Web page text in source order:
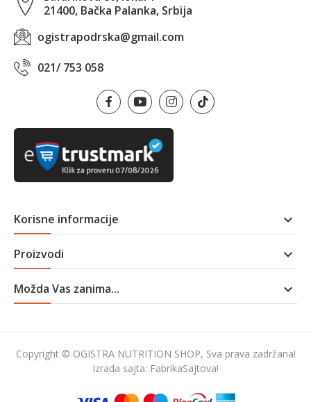
21400, Bačka Palanka, Srbija
ogistrapodrska@gmail.com
021/ 753 058
Korisne informacije 
Proizvodi 
Možda Vas zanima... 
Copyright © OGISTRA NUTRITION SHOP, Sva prava zadržana!
Izrada sajta: FabrikaSajtova!